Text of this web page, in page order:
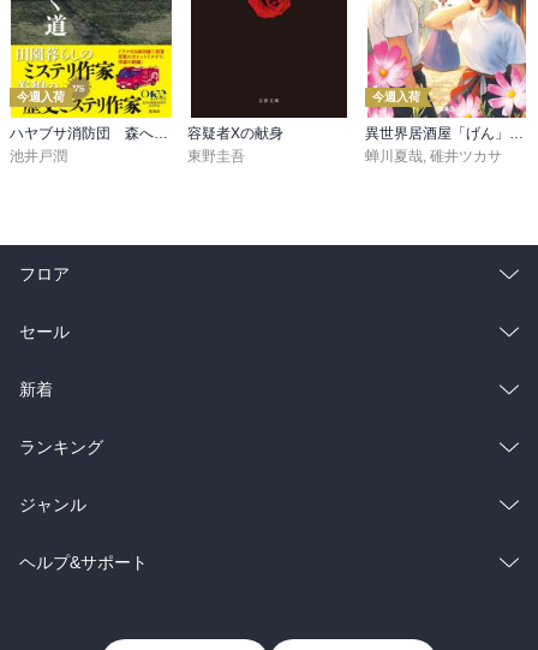
今週入荷
池井戸潤
容疑者Xの献身
東野圭吾
今週入荷
蝉川夏哉 碓井ツカサ
フロア
総合
ラノベ
雑誌・グラビア
BL・TL
セール
総合
ラノベ
雑誌・グラビア
BL・TL
新着
総合
ラノベ
雑誌・グラビア
ランキング
総合
ラノベ
ジャンル
コミック
ヘルプ&サポート